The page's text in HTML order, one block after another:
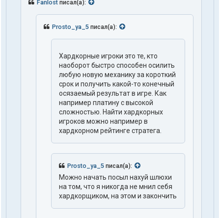
Fanlost писал(а):
Prosto_ya_5 писал(а):
Хардкорные игроки это те, кто
наоборот быстро способен осилить
любую новую механику за короткий
срок и получить какой-то конечный
осязаемый результат в игре. Как
например платину с высокой
сложностью. Найти хардкорных
игроков можно например в
хардкорном рейтинге стратега.
Prosto_ya_5 писал(а):
Можно начать посыл нахуй шлюхи
на том, что я никогда не мнил себя
хардкорщиком, на этом и закончить